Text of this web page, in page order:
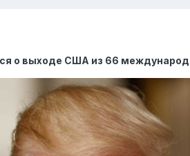
о выходе США из 66